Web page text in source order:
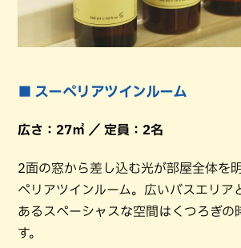
■ スーペリアツインルーム
広さ：27㎡ ／ 定員：2名
2面の窓から差し込む光が部屋全体を
ペリアツインルーム。広いバスエリア
あるスペーシャスな空間はくつろぎの
す。